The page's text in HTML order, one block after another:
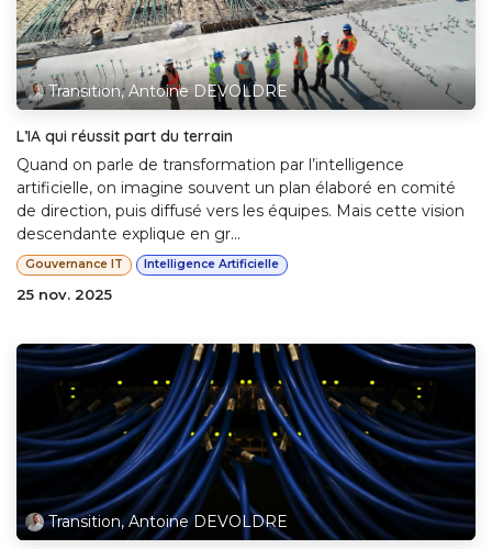
Transition, Antoine DEVOLDRE
L’IA qui réussit part du terrain
Quand on parle de transformation par l’intelligence
artificielle, on imagine souvent un plan élaboré en comité
de direction, puis diffusé vers les équipes. Mais cette vision
descendante explique en gr...
Gouvernance IT Intelligence Artificielle
25 nov. 2025
Transition, Antoine DEVOLDRE